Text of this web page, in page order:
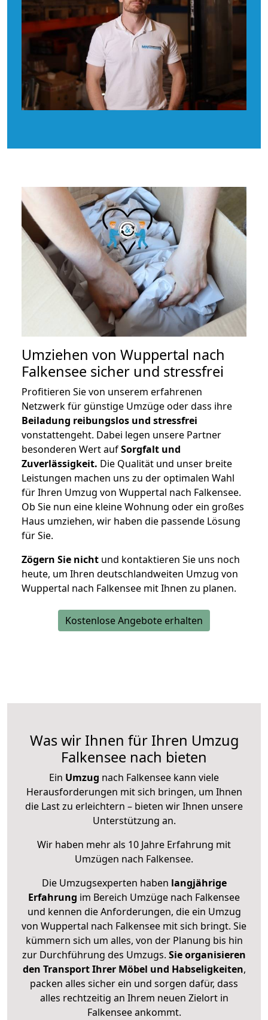
Umziehen von Wuppertal nach
Falkensee sicher und stressfrei
Profitieren Sie von unserem erfahrenen
Netzwerk für günstige Umzüge oder dass ihre
Beiladung reibungslos und stressfrei
vonstattengeht. Dabei legen unsere Partner
besonderen Wert aufSorgfalt und
Zuverlässigkeit. Die Qualität und unser breite
Leistungen machen uns zu der optimalen Wahl
für Ihren Umzug von Wuppertal nach Falkensee.
Ob Sie nun eine kleine Wohnung oder ein großes
Haus umziehen, wir haben die passende Lösung
für Sie.
Zögern Sie nicht und kontaktieren Sie uns noch
heute, um Ihren deutschlandweiten Umzug von
Wuppertal nach Falkensee mit Ihnen zu planen.
Kostenlose Angebote erhalten
Was wir Ihnen für Ihren Umzug
Falkensee nach bieten
Ein Umzug nach Falkensee kann viele
Herausforderungen mit sich bringen, um Ihnen
die Last zu erleichtern – bieten wir Ihnen unsere
Unterstützung an.
Wir haben mehr als 10 Jahre Erfahrung mit
Umzügen nach Falkensee.
Die Umzugsexperten haben langjährige
Erfahrung im Bereich Umzüge nach Falkensee
und kennen die Anforderungen, die ein Umzug
von Wuppertal nach Falkensee mit sich bringt. Sie
kümmern sich um alles, von der Planung bis hin
zur Durchführung des Umzugs. Sie organisieren
den Transport Ihrer Möbel und Habseligkeiten,
packen alles sicher ein und sorgen dafür, dass
alles rechtzeitig an Ihrem neuen Zielort in
Falkensee ankommt.